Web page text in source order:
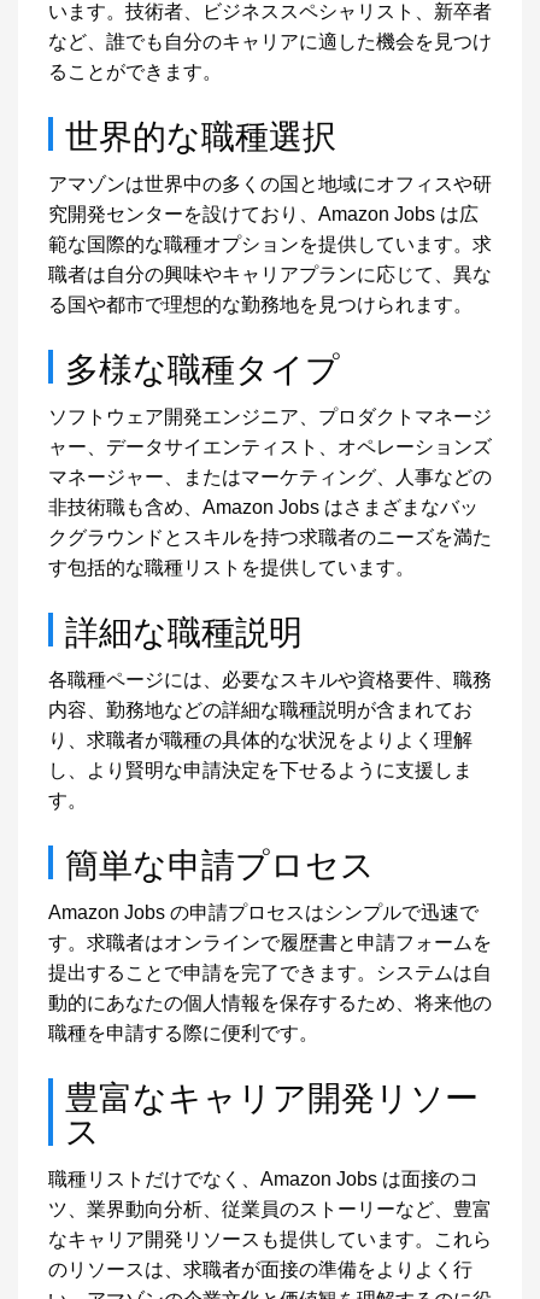
います。技術者、ビジネススペシャリスト、新卒者
など、誰でも自分のキャリアに適した機会を見つけ
ることができます。
世界的な職種選択
アマゾンは世界中の多くの国と地域にオフィスや研
究開発センターを設けており、Amazon Jobs は広
範な国際的な職種オプションを提供しています。求
職者は自分の興味やキャリアプランに応じて、異な
る国や都市で理想的な勤務地を見つけられます。
多様な職種タイプ
ソフトウェア開発エンジニア、プロダクトマネージ
ャー、データサイエンティスト、オペレーションズ
マネージャー、またはマーケティング、人事などの
非技術職も含め、Amazon Jobs はさまざまなバッ
クグラウンドとスキルを持つ求職者のニーズを満た
す包括的な職種リストを提供しています。
詳細な職種説明
各職種ページには、必要なスキルや資格要件、職務
内容、勤務地などの詳細な職種説明が含まれてお
り、求職者が職種の具体的な状況をよりよく理解
し、より賢明な申請決定を下せるように支援しま
す。
簡単な申請プロセス
Amazon Jobs の申請プロセスはシンプルで迅速で
す。求職者はオンラインで履歴書と申請フォームを
提出することで申請を完了できます。システムは自
動的にあなたの個人情報を保存するため、将来他の
職種を申請する際に便利です。
豊富なキャリア開発リソー
ス
職種リストだけでなく、Amazon Jobs は面接のコ
ツ、業界動向分析、従業員のストーリーなど、豊富
なキャリア開発リソースも提供しています。これら
のリソースは、求職者が面接の準備をよりよく行